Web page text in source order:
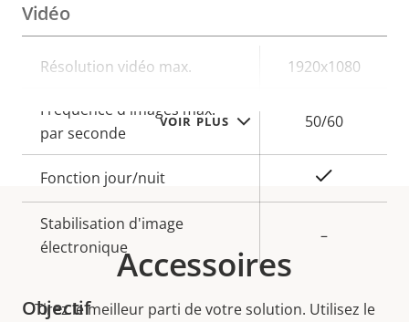
VOIR PLUS
Vidéo
Description
propriété
Valeur de
propriété
Résolution vidéo max. 1920x1080
Fréquence d'images max.
par seconde
50/60
Fonction jour/nuit
Stabilisation d'image
électronique
–
Objectif
Accessoires
Tirez le meilleur parti de votre solution. Utilisez le